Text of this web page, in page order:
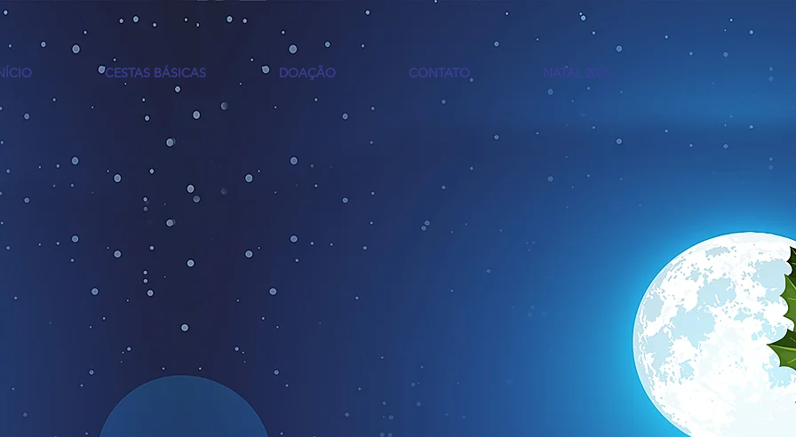
CESTAS BÁSICAS DOAÇÃO CONTATO NATAL 2025